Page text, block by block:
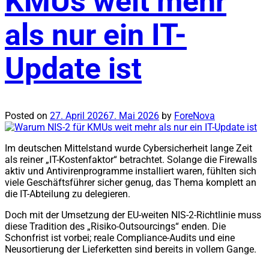
als nur ein IT-
Update ist
Posted on 27. April 20267. Mai 2026 by ForeNova
Im deutschen Mittelstand wurde Cybersicherheit lange Zeit
als reiner „IT-Kostenfaktor“ betrachtet. Solange die Firewalls
aktiv und Antivirenprogramme installiert waren, fühlten sich
viele Geschäftsführer sicher genug, das Thema komplett an
die IT-Abteilung zu delegieren.
Doch mit der Umsetzung der EU-weiten NIS-2-Richtlinie muss
diese Tradition des „Risiko-Outsourcings“ enden. Die
Schonfrist ist vorbei; reale Compliance-Audits und eine
Neusortierung der Lieferketten sind bereits in vollem Gange.